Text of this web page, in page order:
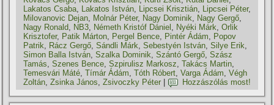
Lakatos Csaba
Lakatos István Lipcsei Krisztián Lipcsei Péter,
Milovanovic Dejan
Molnár Péter, Nagy Dominik Nagy Gergő
Nagy Ronald
NB3 Németh Kristóf Dániel Nyéki Márk ,Orlik
Krisztofer, Patik Márton Pergel Bence Pintér Ádám
Popov
Patrik
Rácz Gergő ,Sándli Márk ,Sebestyén István ,Silye Erik
Simon Balla István ,Szalka Dominik ,Szántó Gergő ,Szász
Tamás ,Szenes Bence ,Szpirulisz Markosz ,Takács Martin
Temesvári Máté ,Tí­már Ádám ,Tóth Róbert ,Varga Ádám ,Végh
Zoltán,Zsinka János,Zsivoczky Péter Hozzászólás most!